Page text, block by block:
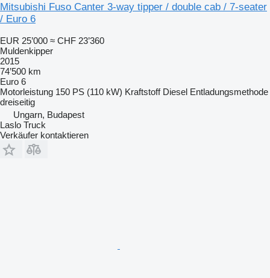
Mitsubishi Fuso Canter 3-way tipper / double cab / 7-seater
/ Euro 6
EUR 25’000 ≈ CHF 23’360
Muldenkipper
2015
74’500 km
Euro 6
Motorleistung 150 PS (110 kW) Kraftstoff Diesel Entladungsmethode
dreiseitig
Ungarn, Budapest
Laslo Truck
Verkäufer kontaktieren